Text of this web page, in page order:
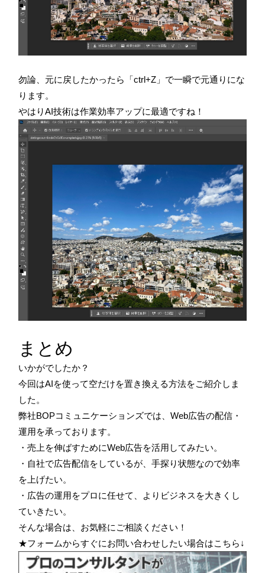
勿論、元に戻したかったら「ctrl+Z」で一瞬で元通りにな
ります。
やはりAI技術は作業効率アップに最適ですね！
まとめ
いかがでしたか？
今回はAIを使って空だけを置き換える方法をご紹介しま
した。
弊社BOPコミュニケーションズでは、Web広告の配信・
運用を承っております。
・売上を伸ばすためにWeb広告を活用してみたい。
・自社で広告配信をしているが、手探り状態なので効率
を上げたい。
・広告の運用をプロに任せて、よりビジネスを大きくし
ていきたい。
そんな場合は、お気軽にご相談ください！
★フォームからすぐにお問い合わせしたい場合はこちら↓